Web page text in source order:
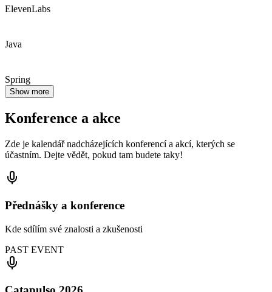
ElevenLabs
Java
Spring
Show more
Konference a akce
Zde je kalendář nadcházejících konferencí a akcí, kterých se
účastním. Dejte vědět, pokud tam budete taky!
Přednášky a konference
Kde sdílím své znalosti a zkušenosti
PAST EVENT